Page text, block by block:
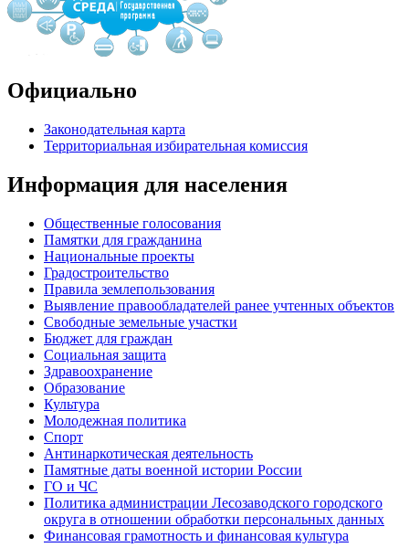
Официально
Законодательная карта
Территориальная избирательная комиссия
Информация для населения
Общественные голосования
Памятки для гражданина
Национальные проекты
Градостроительство
Правила землепользования
Выявление правообладателей ранее учтенных объектов
Свободные земельные участки
Бюджет для граждан
Социальная защита
Здравоохранение
Образование
Культура
Молодежная политика
Спорт
Антинаркотическая деятельность
Памятные даты военной истории России
ГО и ЧС
Политика администрации Лесозаводского городского
округа в отношении обработки персональных данных
Финансовая грамотность и финансовая культура